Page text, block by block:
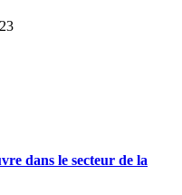
dans le secteur de la